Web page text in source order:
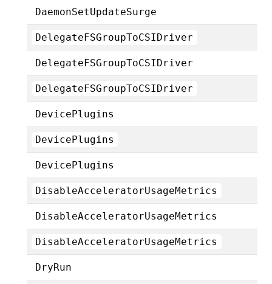
DaemonSetUpdateSurge
DelegateFSGroupToCSIDriver
DelegateFSGroupToCSIDriver
DelegateFSGroupToCSIDriver
DevicePlugins
DevicePlugins
DevicePlugins
DisableAcceleratorUsageMetrics
DisableAcceleratorUsageMetrics
DisableAcceleratorUsageMetrics
DryRun